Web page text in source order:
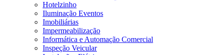
Hotelzinho
Iluminação Eventos
Imobiliárias
Impermeabilização
Informática e Automação Comercial
Inspeção Veicular